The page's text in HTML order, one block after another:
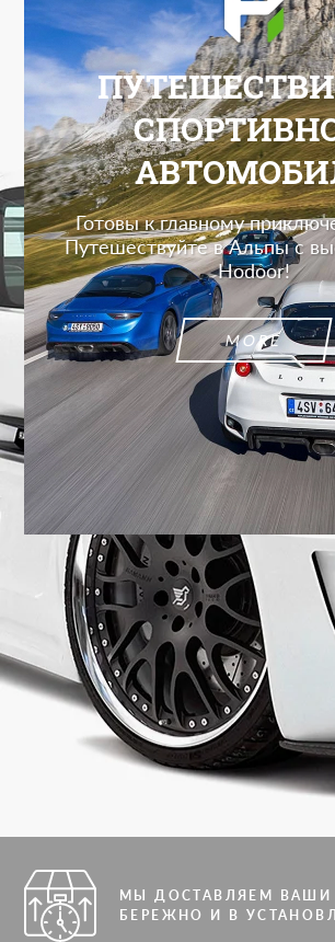
Готовы к главному
Путешествуйте в Альпы с
Hodoor!
MORE
МЫ ДОСТАВЛЯЕМ ВАШИ
БЕРЕЖНО И В